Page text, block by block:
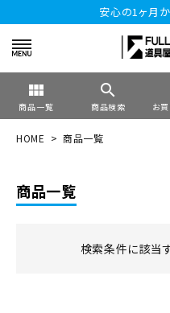
安心の1ヶ月
view_module
商品一覧
search
商品検索 お
HOME 商品一覧
商品一覧
検索条件に該当